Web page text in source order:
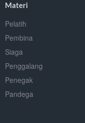
Materi
Pelatih
Pembina
Siaga
Penggalang
Penegak
Pandega